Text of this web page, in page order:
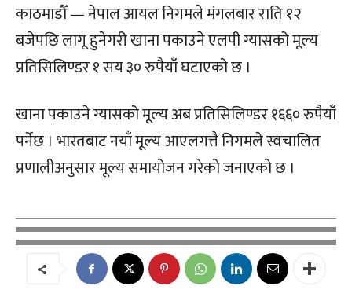
काठमाडौँ — नेपाल आयल निगमले मंगलबार राति १२
बजेपछि लागू हुनेगरी खाना पकाउने एलपी ग्यासको मूल्य
प्रतिसिलिण्डर १ सय ३० रुपैयाँ घटाएको छ ।
खाना पकाउने ग्यासको मूल्य अब प्रतिसिलिण्डर १६६० रुपैयाँ
पर्नेछ । भारतबाट नयाँ मूल्य आएलगत्तै निगमले स्वचालित
प्रणालीअनुसार मूल्य समायोजन गरेको जनाएको छ ।